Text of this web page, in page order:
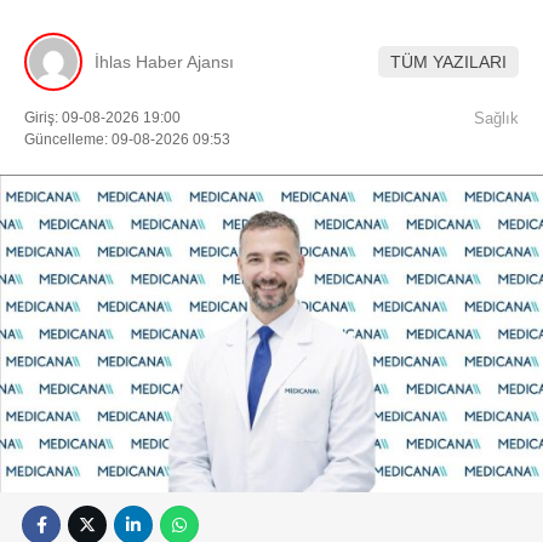
İhlas Haber Ajansı TÜM YAZILARI
Giriş: 09-08-2026 19:00
Güncelleme: 09-08-2026 09:53
Sağlık